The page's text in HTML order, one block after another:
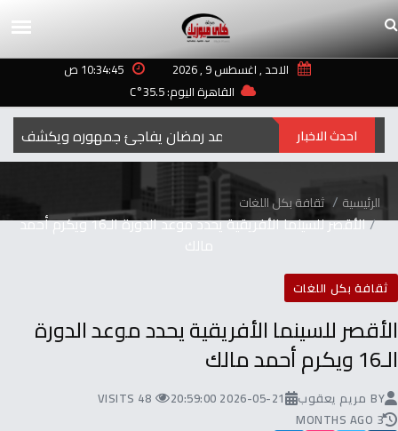
الاحد , اغسطس 9 , 2026
10:34:45 ص
القاهرة اليوم: 35.5°C
احدث الاخبار
الرئيسية ثقافة بكل اللغات
الأقصر للسينما الأفريقية يحدد موعد الدورة الـ16 ويكرم أحمد
مالك
ثقافة بكل اللغات
الأقصر للسينما الأفريقية يحدد موعد الدورة
الـ16 ويكرم أحمد مالك
BY مريم يعقوب 2026-05-21 20:59:00
48 VISITS
3 MONTHS AGO